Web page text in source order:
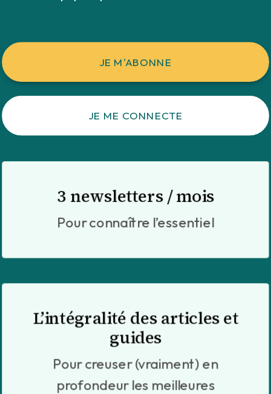
JE M'ABONNE
JE ME CONNECTE
3 newsletters / mois
Pour connaître l’essentiel
L’intégralité des articles et
guides
Pour creuser (vraiment) en
profondeur les meilleures